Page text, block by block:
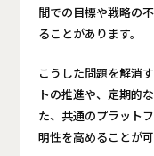
間での目標や戦略の
ることがあります。
こうした問題を解消
トの推進や、定期的
た、共通のプラット
明性を高めることが可